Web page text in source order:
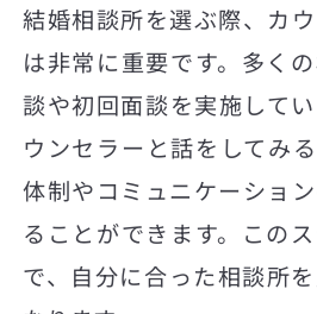
結婚相談所を選ぶ際、カ
は非常に重要です。多く
談や初回面談を実施して
ウンセラーと話をしてみ
体制やコミュニケーショ
ることができます。この
で、自分に合った相談所